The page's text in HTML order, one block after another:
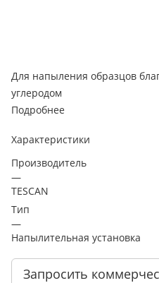
Для напыления образцов
углеродом
Подробнее
Характеристики
Производитель
—
TESCAN
Тип
—
Напылительная установка
Запросить